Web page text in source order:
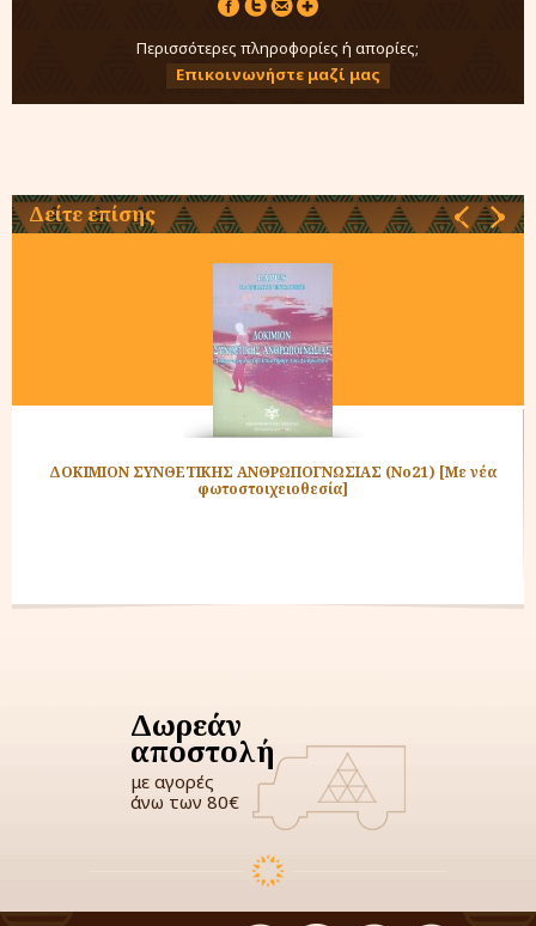
Περισσότερες πληροφορίες ή απορίες;
Επικοινωνήστε μαζί μας
Δείτε επίσης
ΔΟΚΙΜΙΟΝ ΣΥΝΘΕΤΙΚΗΣ ΑΝΘΡΩΠΟΓΝΩΣΙΑΣ (Νο21) [Με νέα
φωτοστοιχειοθεσία]
‹ ›
Δωρεάν
αποστολή
με αγορές
άνω των 80€